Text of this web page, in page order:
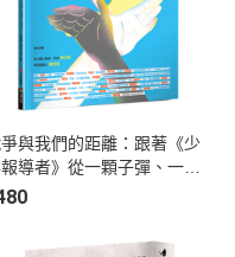
與我們的距離：跟著《少
導者》從一顆子彈、一隻
、一枚火箭、一張紙鈔、